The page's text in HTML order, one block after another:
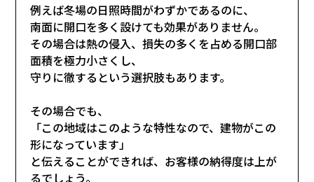
例えば冬場の日照時間がわずかであるのに、
南面に開口を多く設けても効果がありません。
その場合は熱の侵入、損失の多くを占める開口部
面積を極力小さくし、
守りに徹するという選択肢もあります。
その場合でも、
「この地域はこのような特性なので、建物がこの
形になっています」
と伝えることができれば、お客様の納得度は上が
るでしょう。